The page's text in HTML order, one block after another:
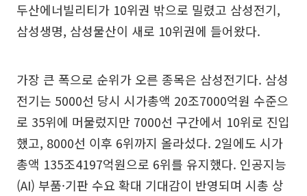
두산에너빌리티가 10위권 밖으로 밀렸고 삼성전기,
삼성생명, 삼성물산이 새로 10위권에 들어왔다.
가장 큰 폭으로 순위가 오른 종목은 삼성전기다. 삼성
전기는 5000선 당시 시가총액 20조7000억원 수준으
로 35위에 머물렀지만 7000선 구간에서 10위로 진입
했고, 8000선 이후 6위까지 올라섰다. 2일에도 시가
총액 135조4197억원으로 6위를 유지했다. 인공지능
(AI) 부품·기판 수요 확대 기대감이 반영되며 시총 상